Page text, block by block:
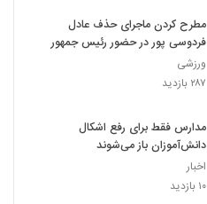
مطرح کردن ماجرای حذف عادل
فردوسی‌ پور در حضور رئیس جمهور
ورزشی
۲۸۷ بازدید
مدارس فقط برای رفع اشکال
دانش‌آموزان باز می‌شوند
اخبار
۱۰ بازدید